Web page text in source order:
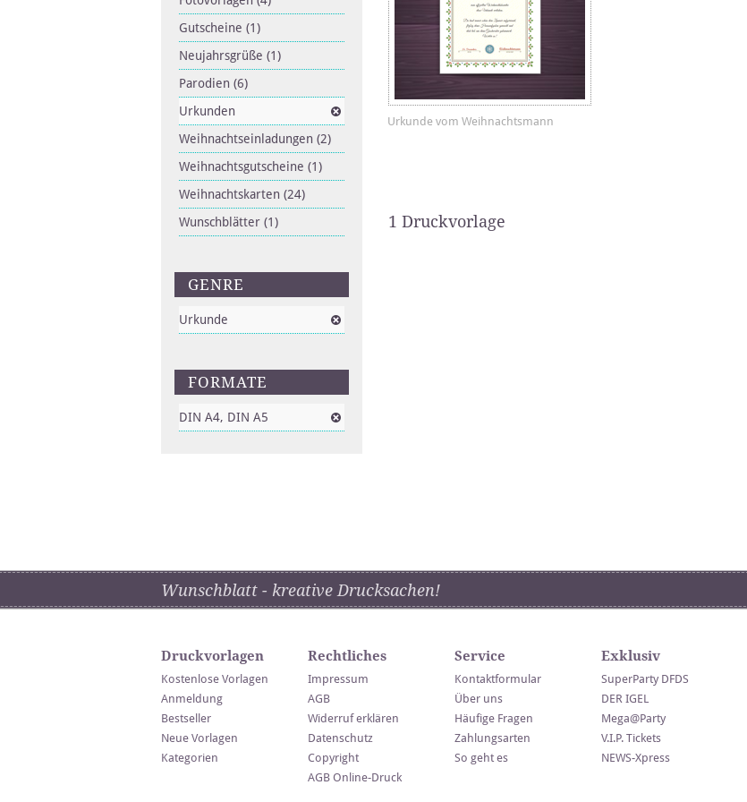
Gutscheine (1)
Neujahrsgrüße (1)
Parodien (6)
Urkunden
Weihnachtseinladungen (2)
Weihnachtsgutscheine (1)
Weihnachtskarten (24)
Wunschblätter (1)
GENRE
Urkunde
FORMATE
DIN A4, DIN A5
Urkunde vom Weihnachtsmann
1 Druckvorlage
Wunschblatt - kreative Drucksachen!
Druckvorlagen
Kostenlose Vorlagen
Anmeldung
Bestseller
Neue Vorlagen
Kategorien
Rechtliches
Impressum
AGB
Widerruf erklären
Datenschutz
Copyright
AGB Online-Druck
Service
Kontaktformular
Über uns
Häufige Fragen
Zahlungsarten
So geht es
Exklusiv
SuperParty DFDS
DER IGEL
Mega@Party
V.I.P. Tickets
NEWS-Xpress